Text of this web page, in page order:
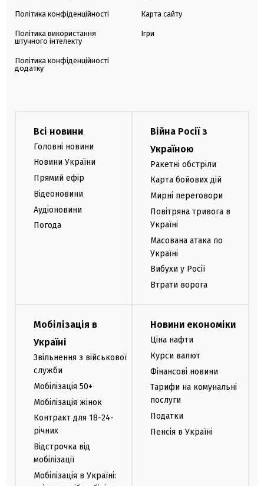
Політика конфіденційності
Політика використання
штучного інтелекту
Політика конфіденційності
додатку
Карта сайту
Ігри
Всі новини
Головні новини
Новини України
Прямий ефір
Відеоновини
Аудіоновини
Погода
Війна Росії з
Україною
Ракетні обстріли
Карта бойових дій
Мирні переговори
Повітряна тривога в
Україні
Масована атака по
Україні
Вибухи у Росії
Втрати ворога
Мобілізація в
Україні
Звільнення з військової
служби
Мобілізація 50+
Мобілізація жінок
Контракт для 18-24-
річних
Відстрочка від
мобілізації
Мобілізація в Україні:
Новини економіки
Ціна нафти
Курси валют
Фінансові новини
Тарифи на комунальні
послуги
Податки
Пенсія в Україні